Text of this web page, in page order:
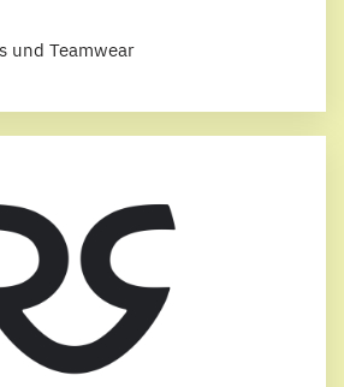
und Teamwear